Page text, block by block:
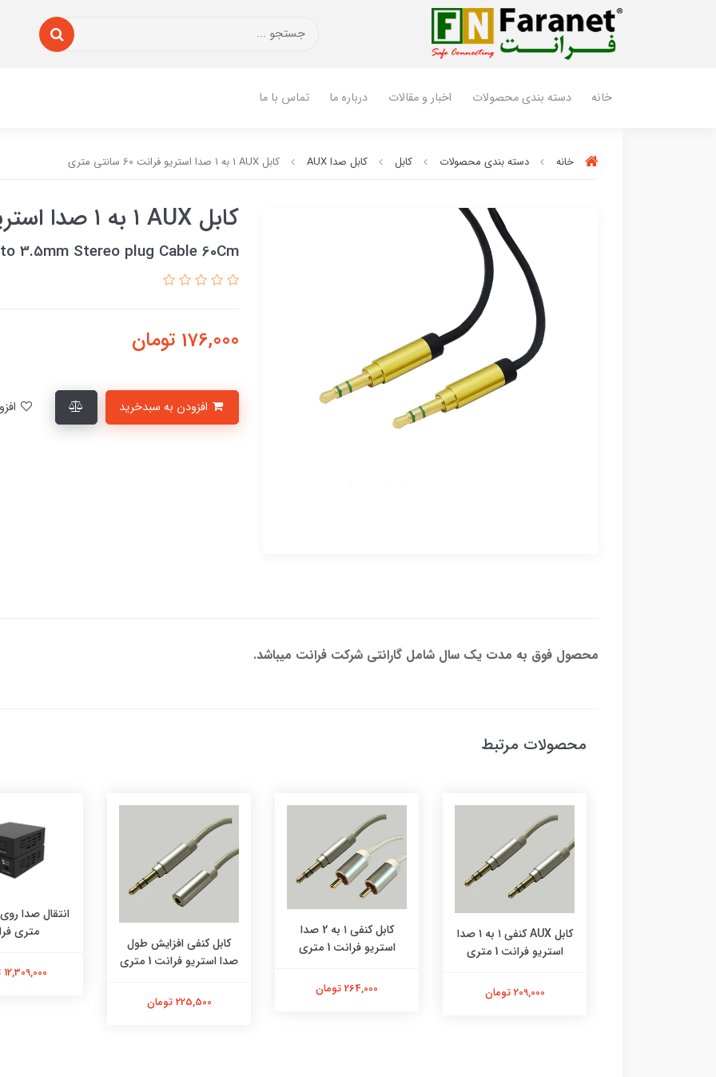
خانه دسته بندی محصولات اخبار و مقالات درباره ما تماس با ما
خانه دسته بندی محصولات کابل کابل صدا AUX کابل AUX ١ به ١ صدا استریو فرانت 60 سانتی متری
کابل AUX ١ به ١ صدا استریو فرانت 60 سانتی متری
3.5mm Stereo plug Cable 60Cm
176,000 تومان
محصول فوق به مدت یک سال شامل گارانتی شرکت فرانت میباشد.
محصولات مرتبط
کابل AUX کنفی ١ به ١ صدا
استریو فرانت 1 متری
209,000 تومان
کابل کنفی ١ به 2 صدا
استریو فرانت 1 متری
264,000 تومان
کابل کنفی افزایش طول
صدا استریو فرانت 1 متری
225,500 تومان
متری
12,309,000 تومان